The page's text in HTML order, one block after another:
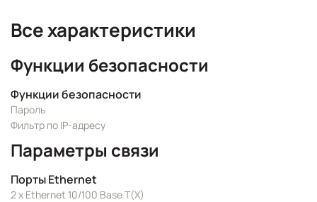
Все характеристики
Функции безопасности
Функции безопасности
Пароль
Фильтр по IP-адресу
Параметры связи
Порты Ethernet
2 x Ethernet 10/100 Base T(X)